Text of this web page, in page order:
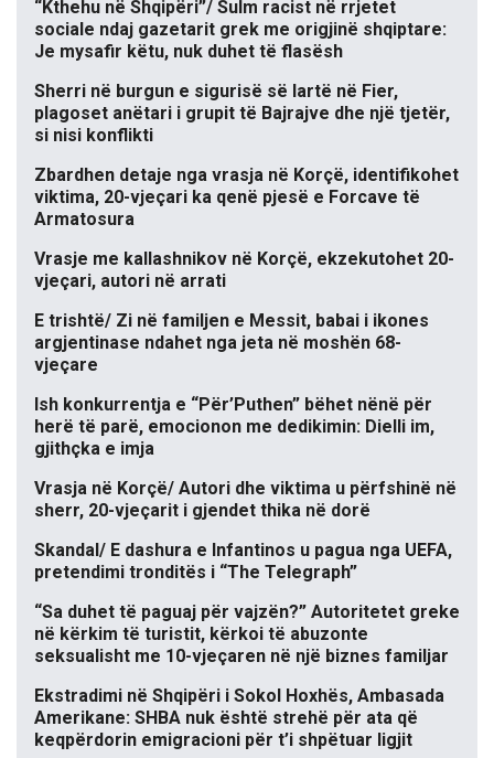
“Kthehu në Shqipëri”/ Sulm racist në rrjetet
sociale ndaj gazetarit grek me origjinë shqiptare:
Je mysafir këtu, nuk duhet të flasësh
Sherri në burgun e sigurisë së lartë në Fier,
plagoset anëtari i grupit të Bajrajve dhe një tjetër,
si nisi konflikti
Zbardhen detaje nga vrasja në Korçë, identifikohet
viktima, 20-vjeçari ka qenë pjesë e Forcave të
Armatosura
Vrasje me kallashnikov në Korçë, ekzekutohet 20-
vjeçari, autori në arrati
E trishtë/ Zi në familjen e Messit, babai i ikones
argjentinase ndahet nga jeta në moshën 68-
vjeçare
Ish konkurrentja e “Për’Puthen” bëhet nënë për
herë të parë, emocionon me dedikimin: Dielli im,
gjithçka e imja
Vrasja në Korçë/ Autori dhe viktima u përfshinë në
sherr, 20-vjeçarit i gjendet thika në dorë
Skandal/ E dashura e Infantinos u pagua nga UEFA,
pretendimi tronditës i “The Telegraph”
“Sa duhet të paguaj për vajzën?” Autoritetet greke
në kërkim të turistit, kërkoi të abuzonte
seksualisht me 10-vjeçaren në një biznes familjar
Ekstradimi në Shqipëri i Sokol Hoxhës, Ambasada
Amerikane: SHBA nuk është strehë për ata që
keqpërdorin emigracioni për t’i shpëtuar ligjit